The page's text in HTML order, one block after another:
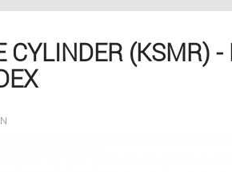
CYLINDER (KSMR)